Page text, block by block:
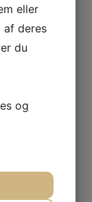
eller
af deres
du
og